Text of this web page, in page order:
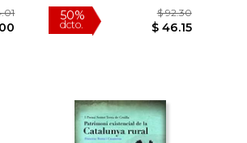
Tapa Blanda, Nuevo